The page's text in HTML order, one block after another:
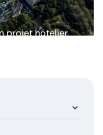
projet hôtelier